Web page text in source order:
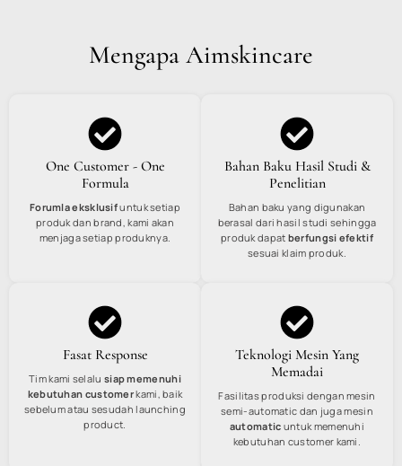
Mengapa Aimskincare
One Customer - One
Formula
Forumla eksklusifuntuk setiap
produk dan brand, kami akan
menjaga setiap produknya.
Bahan Baku Hasil Studi &
Penelitian
Bahan baku yang digunakan
berasal dari hasil studi sehingga
produk dapat berfungsi efektif
sesuai klaim produk.
Fasat Response
Tim kami selalu siap memenuhi
kebutuhan customerkami, baik
sebelum atau sesudah launching
product.
Teknologi Mesin Yang
Memadai
Fasilitas produksi dengan mesin
semi-automatic dan juga mesin
automatic untuk memenuhi
kebutuhan customer kami.